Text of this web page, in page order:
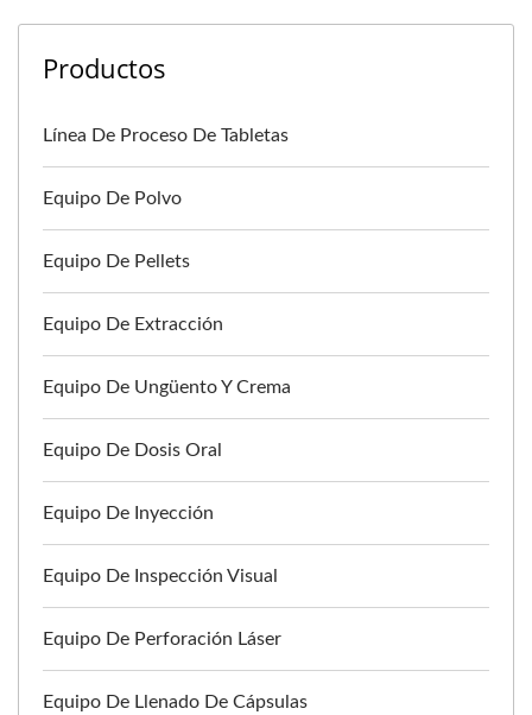
Productos
Línea De Proceso De Tabletas
Equipo De Polvo
Equipo De Pellets
Equipo De Extracción
Equipo De Ungüento Y Crema
Equipo De Dosis Oral
Equipo De Inyección
Equipo De Inspección Visual
Equipo De Perforación Láser
Equipo De Llenado De Cápsulas